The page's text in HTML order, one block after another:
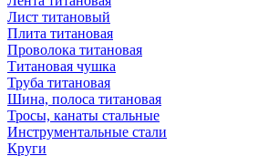
Лист титановый
Плита титановая
Проволока титановая
Титановая чушка
Труба титановая
Шина, полоса титановая
Тросы, канаты стальные
Инструментальные стали
Круги